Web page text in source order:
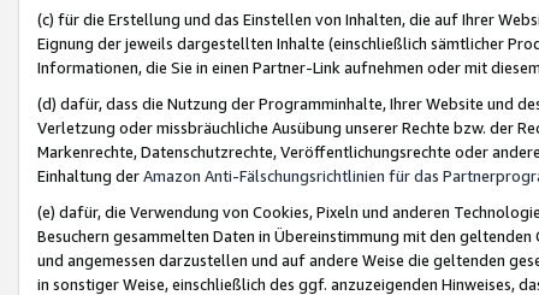
(c) für die Erstellung und das Einstellen von Inhalten, die auf Ihrer
Eignung der jeweils dargestellten Inhalte (einschließlich sämtlicher
Informationen, die Sie in einen Partner-Link aufnehmen oder mit
(d) dafür, dass die Nutzung der Programminhalte, Ihrer Website und
Verletzung oder missbräuchliche Ausübung unserer Rechte bzw. der
Markenrechte, Datenschutzrechte, Veröffentlichungsrechte oder
Einhaltung derAmazon Anti-Fälschungsrichtlinien für das
(e) dafür, die Verwendung von Cookies, Pixeln und anderen
Besuchern gesammelten Daten in Übereinstimmung mit den
und angemessen darzustellen und auf andere Weise die geltenden
in sonstiger Weise, einschließlich des ggf. anzuzeigenden Hinweises,